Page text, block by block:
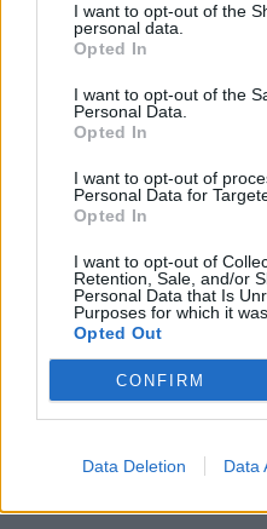
I want to opt-out of the
personal data.
Opted In
I want to opt-out of the
Personal Data.
Opted In
I want to opt-out of
Personal Data for
Opted In
I want to opt-out of
Retention, Sale, and/or
Personal Data that Is
Purposes for which it
Opted Out
CONFIRM
Data Deletion Data
Πέτσας για Τουρκία: Αργά
αλλά προς τη σωστή
κατεύθυνση τα βήματα της
14/12/2020 - 14:31